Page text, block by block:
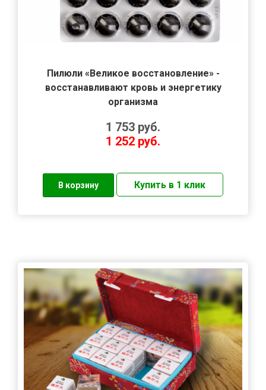
Пилюли «Великое восстановление» -
восстанавливают кровь и энергетику
организма
1 753 руб.
1 252 руб.